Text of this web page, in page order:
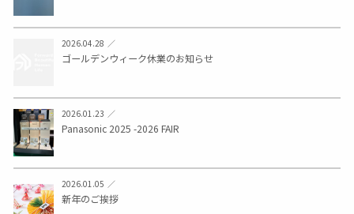
2026.04.28
ゴールデンウィーク休業のお知らせ
2026.01.23
Panasonic 2025 -2026 FAIR
2026.01.05
新年のご挨拶